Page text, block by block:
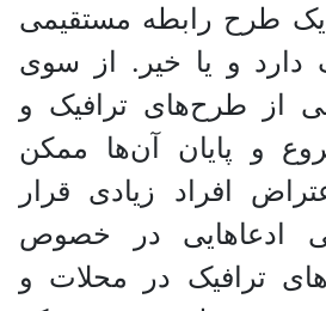
یک طرح رابطه مستقیمی
دارد و یا خیر. از سوی
از طرح‌های ترافیک و
و پایان آن‌ها ممکن
افراد زیادی قرار
ادعا‌هایی در خصوص
ترافیک در محلات و